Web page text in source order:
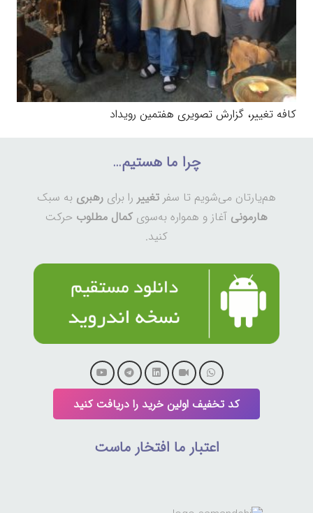
کافه تغییر، گزارش تصویری هفتمین رویداد
چرا ما هستیم…
هم‌یارتان می‌شویم تا سفر تغییر را برای رهبری به سبک
هارمونی آغاز و همواره به‌سوی کمال مطلوب حرکت
کنید.
کد تخفیف اولین خرید را دریافت کنید
اعتبار ما افتخار ماست